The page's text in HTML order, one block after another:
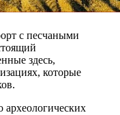
с песчаными
здесь,
которые
археологических